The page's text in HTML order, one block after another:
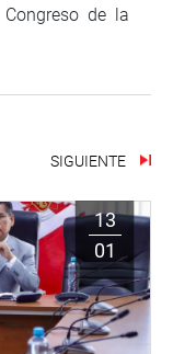
Congreso de la
SIGUIENTE
13
01